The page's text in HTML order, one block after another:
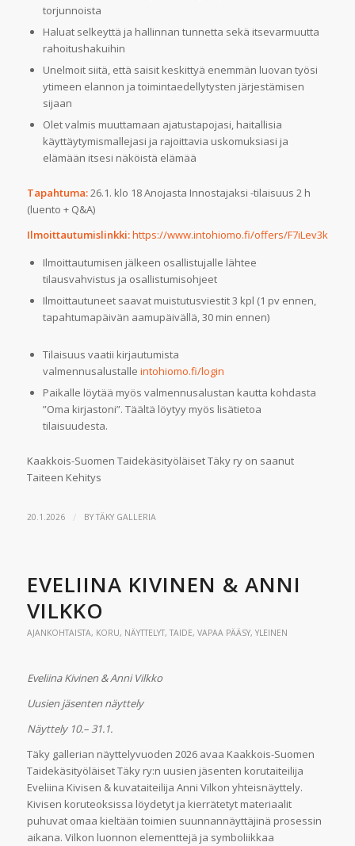
torjunnoista
Haluat selkeyttä ja hallinnan tunnetta sekä itsevarmuutta
rahoitushakuihin
Unelmoit siitä, että saisit keskittyä enemmän luovan työsi
ytimeen elannon ja toimintaedellytysten järjestämisen
sijaan
Olet valmis muuttamaan ajatustapojasi, haitallisia
käyttäytymismallejasi ja rajoittavia uskomuksiasi ja
elämään itsesi näköistä elämää
Tapahtuma:26.1. klo 18 Anojasta Innostajaksi -tilaisuus 2 h
(luento + Q&A)
Ilmoittautumislinkki:https://www.intohiomo.fi/offers/F7iLev3k
Ilmoittautumisen jälkeen osallistujalle lähtee
tilausvahvistus ja osallistumisohjeet
Ilmoittautuneet saavat muistutusviestit 3 kpl (1 pv ennen,
tapahtumapäivän aamupäivällä, 30 min ennen)
Tilaisuus vaatii kirjautumista
valmennusalustalle intohiomo.fi/login
Paikalle löytää myös valmennusalustan kautta kohdasta
”Oma kirjastoni”. Täältä löytyy myös lisätietoa
tilaisuudesta.
Kaakkois-Suomen Taidekäsityöläiset Täky ry on saanut
Taiteen Kehitys
20.1.2026 / BYTÄKY GALLERIA
EVELIINA KIVINEN & ANNI
VILKKO
AJANKOHTAISTA, KORU, NÄYTTELYT, TAIDE, VAPAA PÄÄSY, YLEINEN
Eveliina Kivinen & Anni Vilkko
Uusien jäsenten näyttely
Näyttely 10.– 31.1.
Täky gallerian näyttelyvuoden 2026 avaa Kaakkois-Suomen
Taidekäsityöläiset Täky ry:n uusien jäsenten korutaiteilija
Eveliina Kivisen & kuvataiteilija Anni Vilkon yhteisnäyttely.
Kivisen koruteoksissa löydetyt ja kierrätetyt materiaalit
puhuvat omaa kieltään toimien suunnannäyttäjinä prosessin
aikana. Vilkon luonnon elementtejä ja symboliikkaa